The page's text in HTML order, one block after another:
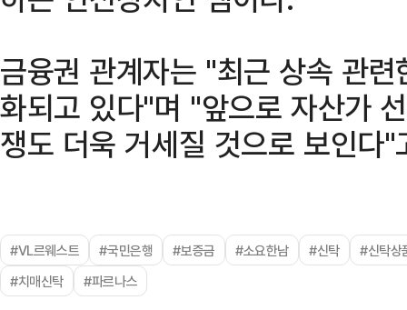
금융권 관계자는 "최근 상속 관
화되고 있다"며 "앞으로 자산가
쟁도 더욱 거세질 것으로 보인다"
#VL르웨스트 #국민은행 #보증금 #소요한남 #신탁
#신탁상
#치매신탁
#파르나스